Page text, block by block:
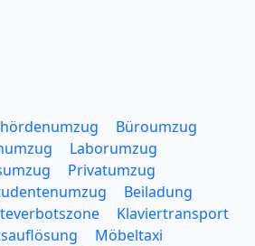
Büroumzug
Laborumzug
Privatumzug
Beiladung
Klaviertransport
Möbeltaxi